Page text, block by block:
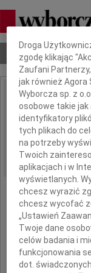
Nekrologi Odeszli
IMIĘ I NAZWISKO:
REGION:
DATA EMISJI:
Dbamy o Twoją
Droga
zgodę klikając
Zaufani
jak również Agora
Wyborcza sp. z
osobowe takie jak
identyfikatory
tych plikach do
na potrzeby
Twoich
aplikacjach i w
wyświetlanych.
chcesz wyrazić
chcesz wycofać
„Ustawień
Twoje dane
celów badania i
funkcjonowania
dot.